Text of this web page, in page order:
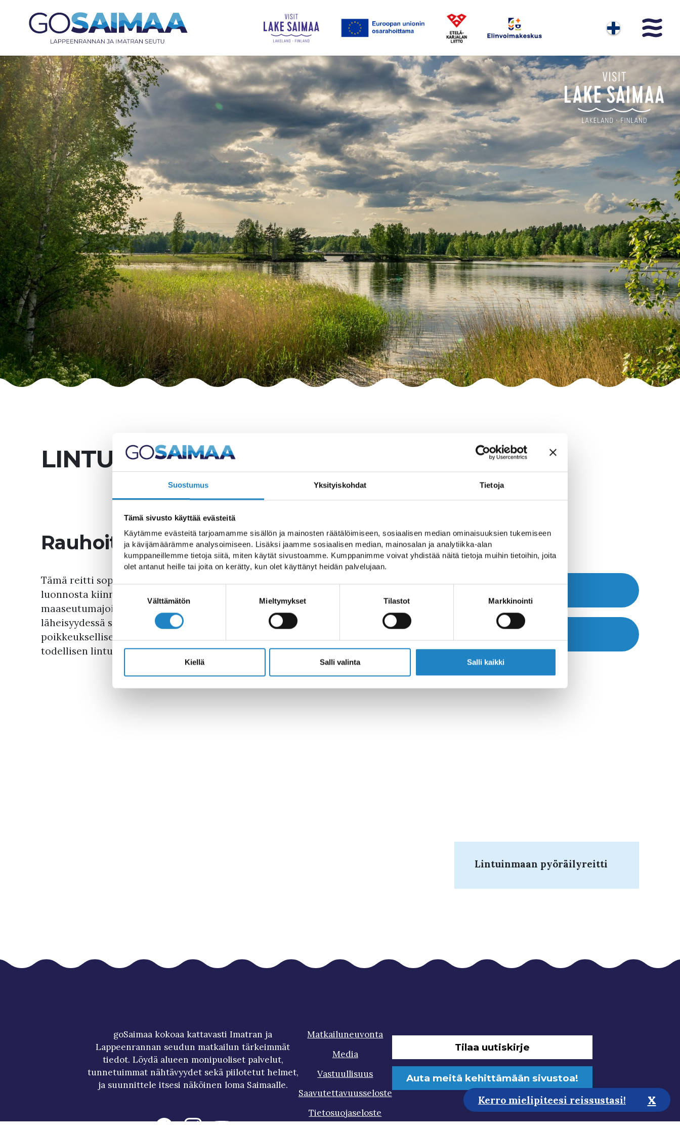
Suostumus Yksityiskohdat Tietoja
Tämä sivusto käyttää evästeitä
Käytämme evästeitä tarjoamamme sisällön ja mainosten räätälöimiseen, sosiaalisen median ominaisuuksien tukemiseen
ja kävijämäärämme analysoimiseen. Lisäksi jaamme sosiaalisen median, mainosalan ja analytiikka-alan
kumppaneillemme tietoja siitä, miten käytät sivustoamme. Kumppanimme voivat yhdistää näitä tietoja muihin tietoihin, joita
olet antanut heille tai joita on kerätty, kun olet käyttänyt heidän palvelujaan.
Välttämätön Mieltymykset Tilastot Markkinointi
Kiellä Salli valinta Salli kaikki
LINTUINMAAN PYÖRÄILYREITTI
Rauhoittavia maalaismaisemia
Tämä reitti sopii kahden päivän retkeksi perheille sekä muille linnuista ja
luonnosta kiinnostuneille pyöräilijöille. Yöpymiseen on tarjolla kodikasta
maaseutumajoitusta eli mökkejä ja aittamajoitusta. Parikkalan taajaman
läheisyydessä sijaitseva Siikalahti on Simpelejärven itäosan lahti. Sen
poikkeuksellisen monimuotoinen pesimä- ja muuttolinnusto tekee Siikalahdesta
todellisen lintuparatiisin!
Navigoi >>
Lintuinmaan pyöräilyreitti
goSaimaa kokoaa kattavasti Imatran ja
Lappeenrannan seudun matkailun tärkeimmät
tiedot. Löydä alueen monipuoliset palvelut,
tunnetuimmat nähtävyydet sekä piilotetut helmet,
ja suunnittele itsesi näköinen loma Saimaalle.
Matkailuneuvonta
Media
Vastuullisuus
Saavutettavuusseloste
Tietosuojaseloste
Tilaa uutiskirje
Auta meitä kehittämään sivustoa!
Kerro mielipiteesi reissustasi! x